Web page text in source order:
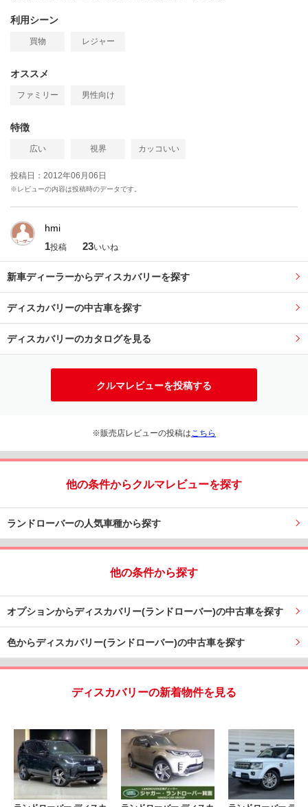
利用シーン
買物 レジャー
オススメ
ファミリー 男性向け
特徴
広い 視界 カッコいい
投稿日：2012年06月06日
※レビューの内容は投稿時のデータです。
hmi
1投稿 23いいね
新車ディーラーからディスカバリーを探す
ディスカバリーの中古車を探す
ディスカバリーのカタログを見る
クルマレビューを投稿する
※販売店レビューの投稿は こちら
他の条件からクルマレビューを探す
ランドローバーの人気車種から探す
他の条件から探す
オプションからディスカバリー(ランドローバー)の中古車を探す
色からディスカバリー(ランドローバー)の中古車を探す
ディスカバリーの新着物件を見る